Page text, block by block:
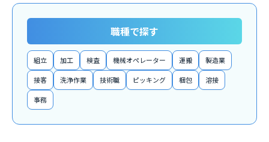
職種で探す
組立 加工 検査 機械オペレーター 運搬 製造業
接客 洗浄作業 技術職 ピッキング 梱包 溶接
事務